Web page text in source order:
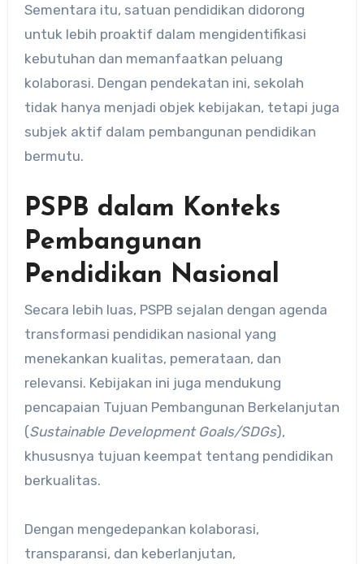
Sementara itu, satuan pendidikan didorong
untuk lebih proaktif dalam mengidentifikasi
kebutuhan dan memanfaatkan peluang
kolaborasi. Dengan pendekatan ini, sekolah
tidak hanya menjadi objek kebijakan, tetapi juga
subjek aktif dalam pembangunan pendidikan
bermutu.
PSPB dalam Konteks
Pembangunan
Pendidikan Nasional
Secara lebih luas, PSPB sejalan dengan agenda
transformasi pendidikan nasional yang
menekankan kualitas, pemerataan, dan
relevansi. Kebijakan ini juga mendukung
pencapaian Tujuan Pembangunan Berkelanjutan
(Sustainable Development Goals/SDGs),
khususnya tujuan keempat tentang pendidikan
berkualitas.
Dengan mengedepankan kolaborasi,
transparansi, dan keberlanjutan,